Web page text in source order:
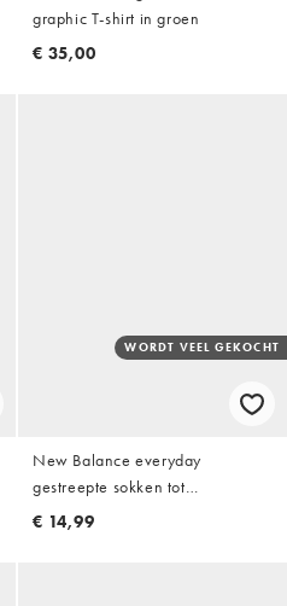
graphic T-shirt in groen
€ 35,00
WORDT VEEL GEKOCHT
New Balance everyday
gestreepte sokken tot
halverwege de kuit, set van 3,
€ 14,99